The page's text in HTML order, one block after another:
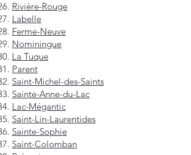
Rivière-Rouge
Labelle
Ferme-Neuve
Nominingue
La Tuque
Parent
Saint-Michel-des-Saints
Sainte-Anne-du-Lac
Lac-Mégantic
Saint-Lin-Laurentides
Sainte-Sophie
Saint-Colomban